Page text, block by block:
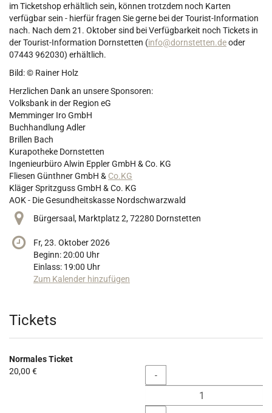
im Ticketshop erhältlich sein, können trotzdem noch Karten
verfügbar sein - hierfür fragen Sie gerne bei der Tourist-Information
nach. Nach dem 21. Oktober sind bei Verfügbarkeit noch Tickets in
der Tourist-Information Dornstetten (info@dornstetten.deoder
07443 962030) erhältlich.
Bild: © Rainer Holz
Herzlichen Dank an unsere Sponsoren:
Volksbank in der Region eG
Memminger Iro GmbH
Buchhandlung Adler
Brillen Bach
Kurapotheke Dornstetten
Ingenieurbüro Alwin Eppler GmbH & Co. KG
Fliesen Günthner GmbH & Co.KG
Kläger Spritzguss GmbH & Co. KG
AOK - Die Gesundheitskasse Nordschwarzwald
Bürgersaal, Marktplatz 2, 72280 Dornstetten
Fr, 23. Oktober 2026
Beginn:20:00 Uhr
Einlass: 19:00 Uhr
Zum Kalender hinzufügen
Produkte
Tickets
Normales Ticket
20,00 €
Menge
-